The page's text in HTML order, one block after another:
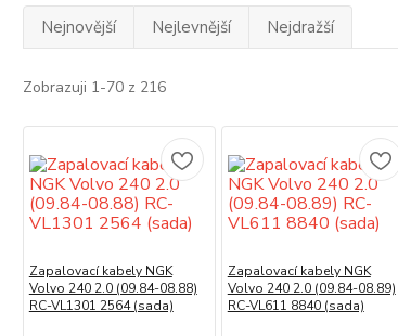
Nejnovější Nejlevnější Nejdražší
Zobrazuji 1-70 z 216
Zapalovací kabely NGK
Volvo 240 2.0 (09.84-08.88)
RC-VL1301 2564 (sada)
Zapalovací kabely NGK
Volvo 240 2.0 (09.84-08.89)
RC-VL611 8840 (sada)